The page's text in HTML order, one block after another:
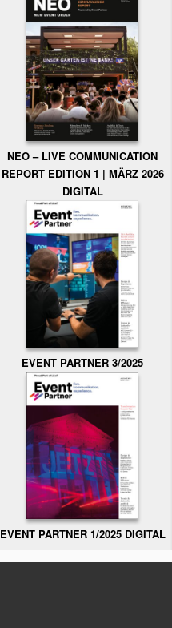
NEO – LIVE COMMUNICATION
REPORT EDITION 1 | MÄRZ 2026
DIGITAL
EVENT PARTNER 3/2025
EVENT PARTNER 1/2025 DIGITAL